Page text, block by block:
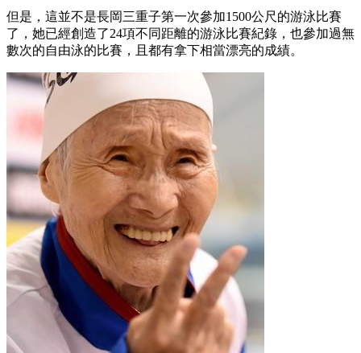
但是，這並不是長岡三重子第一次參加1500公尺的游泳比賽
了，她已經創造了24項不同距離的游泳比賽紀錄，也參加過無
數次的自由泳的比賽，且都有拿下相當漂亮的成績。